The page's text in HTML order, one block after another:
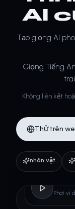
AI
Tạo giọng AI
Giọng Tiếng
Không liên kết
Thử trên
nhân vật
Phát ví